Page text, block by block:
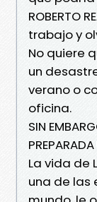
ROBERTO
trabajo y
No quiere
un
verano o
oficina.
SIN
La vida de
una de las